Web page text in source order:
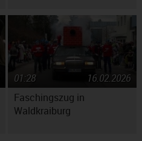
Faschingszug in
Waldkraiburg
16.02.2026
01:28